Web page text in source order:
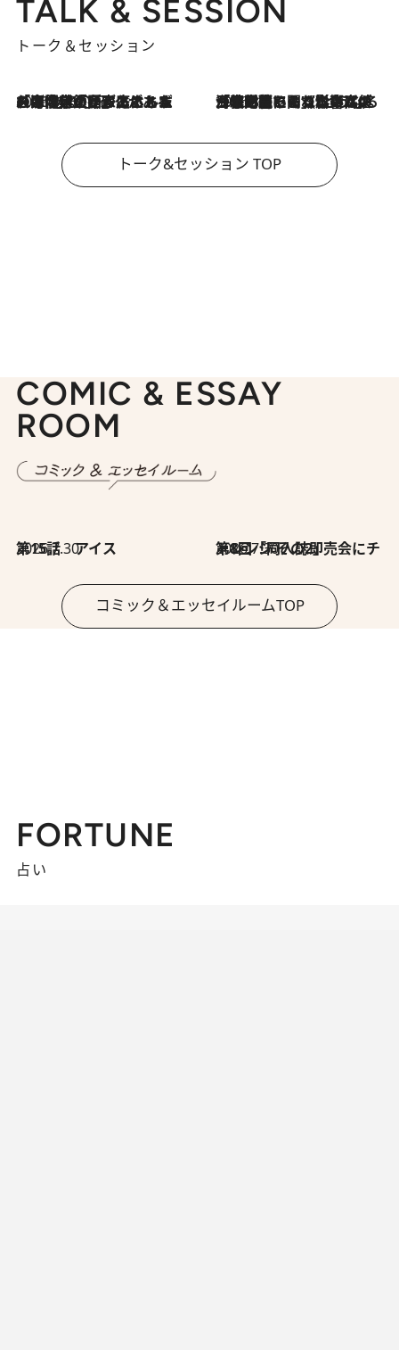
TALK & SESSION
トーク＆セッション
2026.8.3
「今後値上げがあるとすれば…」「リスクがあるのは今年の冬」エネルギー専門家が語る、ホルムズ海峡封鎖が家庭にもたらす“ある心配” 2026.8.3
「住宅建てられない…」「サーチャージ料の高値が続いている」ホルムズ海峡封鎖による影響はいつまで続く？《エネルギー専門家に聞く“どうなる日本の暮らし”》
トーク&セッション TOP
COMIC & ESSAY
ROOM
2026.7.30
第15話 アイス 2026.7.30
第8回「同人誌即売会にチャレンジ その2」
コミック＆エッセイルームTOP
FORTUNE
占い